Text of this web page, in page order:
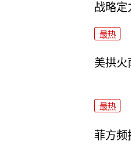
战略定
最热
美拱火
最热
菲方频